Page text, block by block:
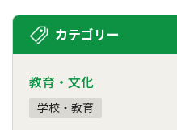
カテゴリー
教育・文化
学校・教育